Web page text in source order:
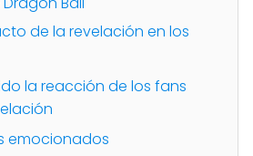
de la revelación en los
la reacción de los fans
emocionados